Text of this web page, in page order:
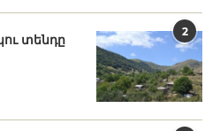
2
տենդը